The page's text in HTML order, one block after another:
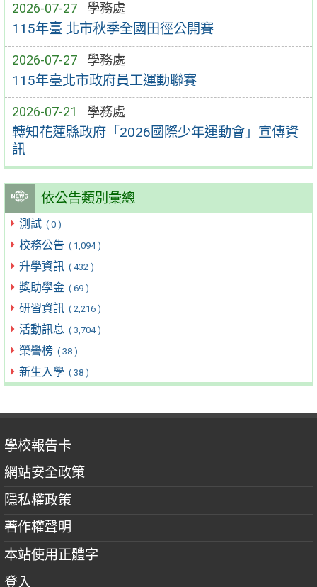
2026-07-27 學務處
115年臺 北市秋季全國田徑公開賽
2026-07-27 學務處
115年臺北市政府員工運動聯賽
2026-07-21 學務處
轉知花蓮縣政府「2026國際少年運動會」宣傳資
訊
依公告類別彙總
測試 ( 0 )
校務公告 ( 1,094 )
升學資訊 ( 432 )
獎助學金 ( 69 )
研習資訊 ( 2,216 )
活動訊息 ( 3,704 )
榮譽榜 ( 38 )
新生入學 ( 38 )
學校報告卡
網站安全政策
隱私權政策
著作權聲明
本站使用正體字
登入